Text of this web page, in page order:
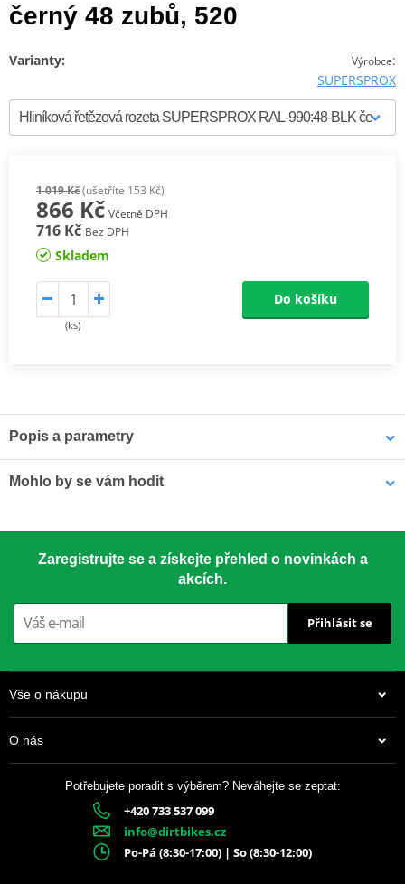
černý 48 zubů, 520
Výrobce:
SUPERSPROX
Varianty:
1 019 Kč(ušetříte 153 Kč)
866 Kč Včetně DPH
716 Kč Bez DPH
Skladem
(ks)
Do košíku
Popis a parametry
CNC přesnost– perfektní usazení
Speciální tvar zubů– delší životnost
Anodizovaný povrch– dlouhotrvající vzhled
Mohlo by se vám hodit
337 Kč
Skladem
Zaregistrujte se a získejte přehled o novinkách a
akcích.
Přihlásit se
Vše o nákupu
O nás
Potřebujete poradit s výběrem? Neváhejte se zeptat:
+420 733 537 099
info@dirtbikes.cz
Po-Pá (8:30-17:00) | So (8:30-12:00)